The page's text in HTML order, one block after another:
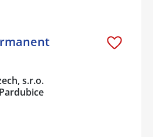
s.r.o.